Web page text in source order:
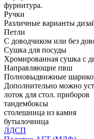
фурнитура.
Ручки
Различные варианты
Петли
С доводчиком или без
Сушка для посуды
Хромированная сушка с
Направляющие пвш
Полновыдвижные
Дополнительно можно
лоток для стол. приборов
тандембоксы
столешница из камня
бутылочница
ЛДСП